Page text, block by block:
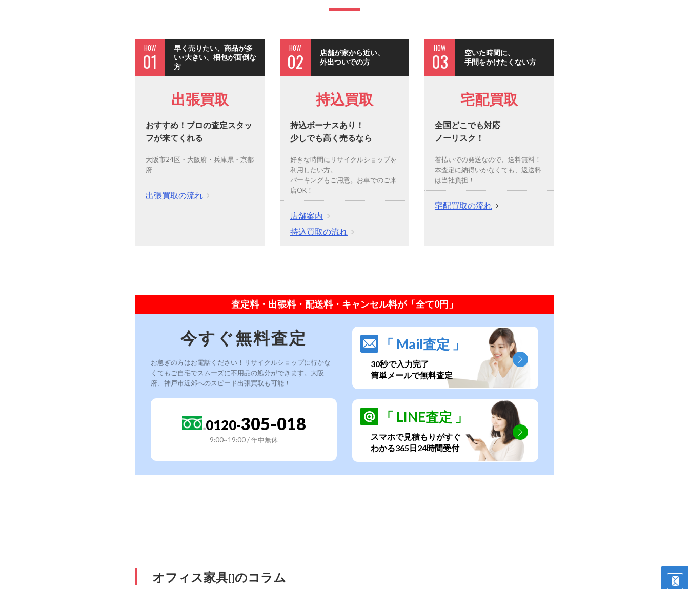
HOW
01
早く売りたい、商品が多
い･大きい、梱包が面倒な
方
出張買取
おすすめ！プロの査定スタッ
フが来てくれる
大阪市24区・大阪府・兵庫県・京都
府
出張買取の流れ
HOW
02
店舗が家から近い、
外出ついでの方
持込買取
持込ボーナスあり！
少しでも高く売るなら
好きな時間にリサイクルショップを
利用したい方。
パーキングもご用意。お車でのご来
店OK！
店舗案内
持込買取の流れ
HOW
03
空いた時間に、
手間をかけたくない方
宅配買取
全国どこでも対応
ノーリスク！
着払いでの発送なので、送料無料！
本査定に納得いかなくても、返送料
は当社負担！
宅配買取の流れ
査定料・出張料・配送料・キャンセル料が「全て0円」
今すぐ無料査定
お急ぎの方はお電話ください！リサイクルショップに行かな
くてもご自宅でスムーズに不用品の処分ができます。大阪
府、神戸市近郊へのスピード出張買取も可能！
0120-305-018
9:00~19:00 / 年中無休
「 Mail査定 」
30秒で入力完了
簡単メールで無料査定
「 LINE査定 」
スマホで見積もりがすぐ
わかる365日24時間受付
オフィス家具[]のコラム